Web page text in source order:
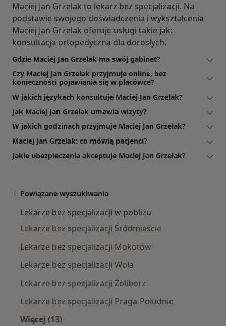
Maciej Jan Grzelak to lekarz bez specjalizacji. Na
podstawie swojego doświadczenia i wykształcenia
Maciej Jan Grzelak oferuje usługi takie jak:
konsultacja ortopedyczna dla dorosłych.
Gdzie Maciej Jan Grzelak ma swój gabinet?
Czy Maciej Jan Grzelak przyjmuje online, bez
konieczności pojawiania się w placówce?
W jakich językach konsultuje Maciej Jan Grzelak?
Jak Maciej Jan Grzelak umawia wizyty?
W jakich godzinach przyjmuje Maciej Jan Grzelak?
Maciej Jan Grzelak: co mówią pacjenci?
Jakie ubezpieczenia akceptuje Maciej Jan Grzelak?
Powiązane wyszukiwania
Lekarze bez specjalizacji w pobliżu
Lekarze bez specjalizacji Śródmieście
Lekarze bez specjalizacji Mokotów
Lekarze bez specjalizacji Wola
Lekarze bez specjalizacji Żoliborz
Lekarze bez specjalizacji Praga-Południe
Więcej (13)